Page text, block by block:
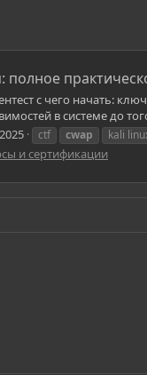
полное
с чего начать:
в системе до
ctf cwap kali
и сертификации